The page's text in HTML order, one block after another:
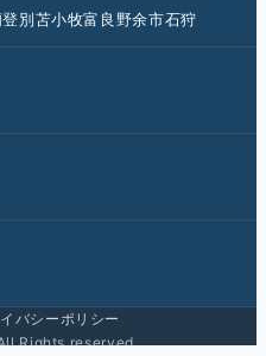
登別苫小牧富良野余市石狩
バシーポリシー
Rights reserved.